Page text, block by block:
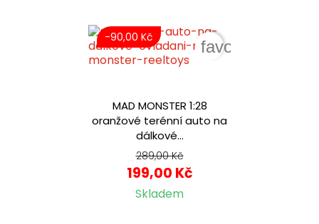
MAD MONSTER 1:28
oranžové terénní auto na
dálkové...
289,00 Kč
199,00 Kč
Skladem
-90,00 Kč
favorite_border